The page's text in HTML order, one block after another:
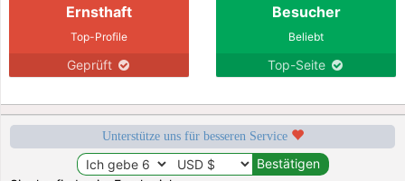
Ernsthaft
Top-Profile
Geprüft
Besucher
Beliebt
Top-Seite
Unterstütze uns für besseren Service